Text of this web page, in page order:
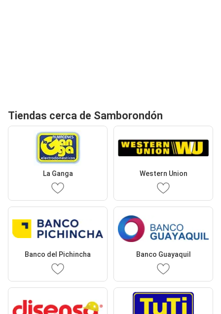
Tiendas cerca de Samborondón
La Ganga Western Union
Banco del Pichincha Banco Guayaquil